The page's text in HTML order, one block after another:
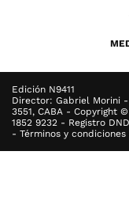
Edición N9411
Director: Gabriel Morini
3551, CABA - Copyright
1852 9232 - Registro
- Términos y condiciones